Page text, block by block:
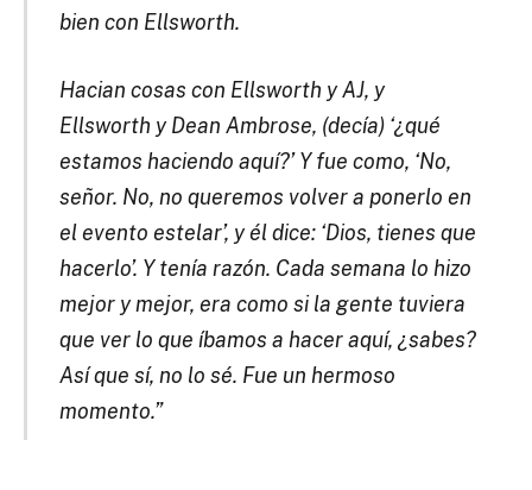
bien con Ellsworth.
Hacian cosas con Ellsworth y AJ, y
Ellsworth y Dean Ambrose, (decía) ‘¿qué
estamos haciendo aquí?’Y fue como, ‘No,
señor. No, no queremos volver a ponerlo en
el evento estelar’, y él dice: ‘Dios, tienes que
hacerlo’. Y tenía razón. Cada semana lo hizo
mejor y mejor, era como si la gente tuviera
que ver lo que íbamos a hacer aquí, ¿sabes?
Así que sí, no lo sé. Fue un hermoso
momento.”